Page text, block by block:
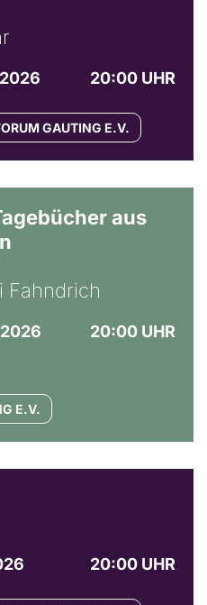
20:00 UHR
GAUTING E.V.
aus
Fahndrich
20:00 UHR
E.V.
20:00 UHR